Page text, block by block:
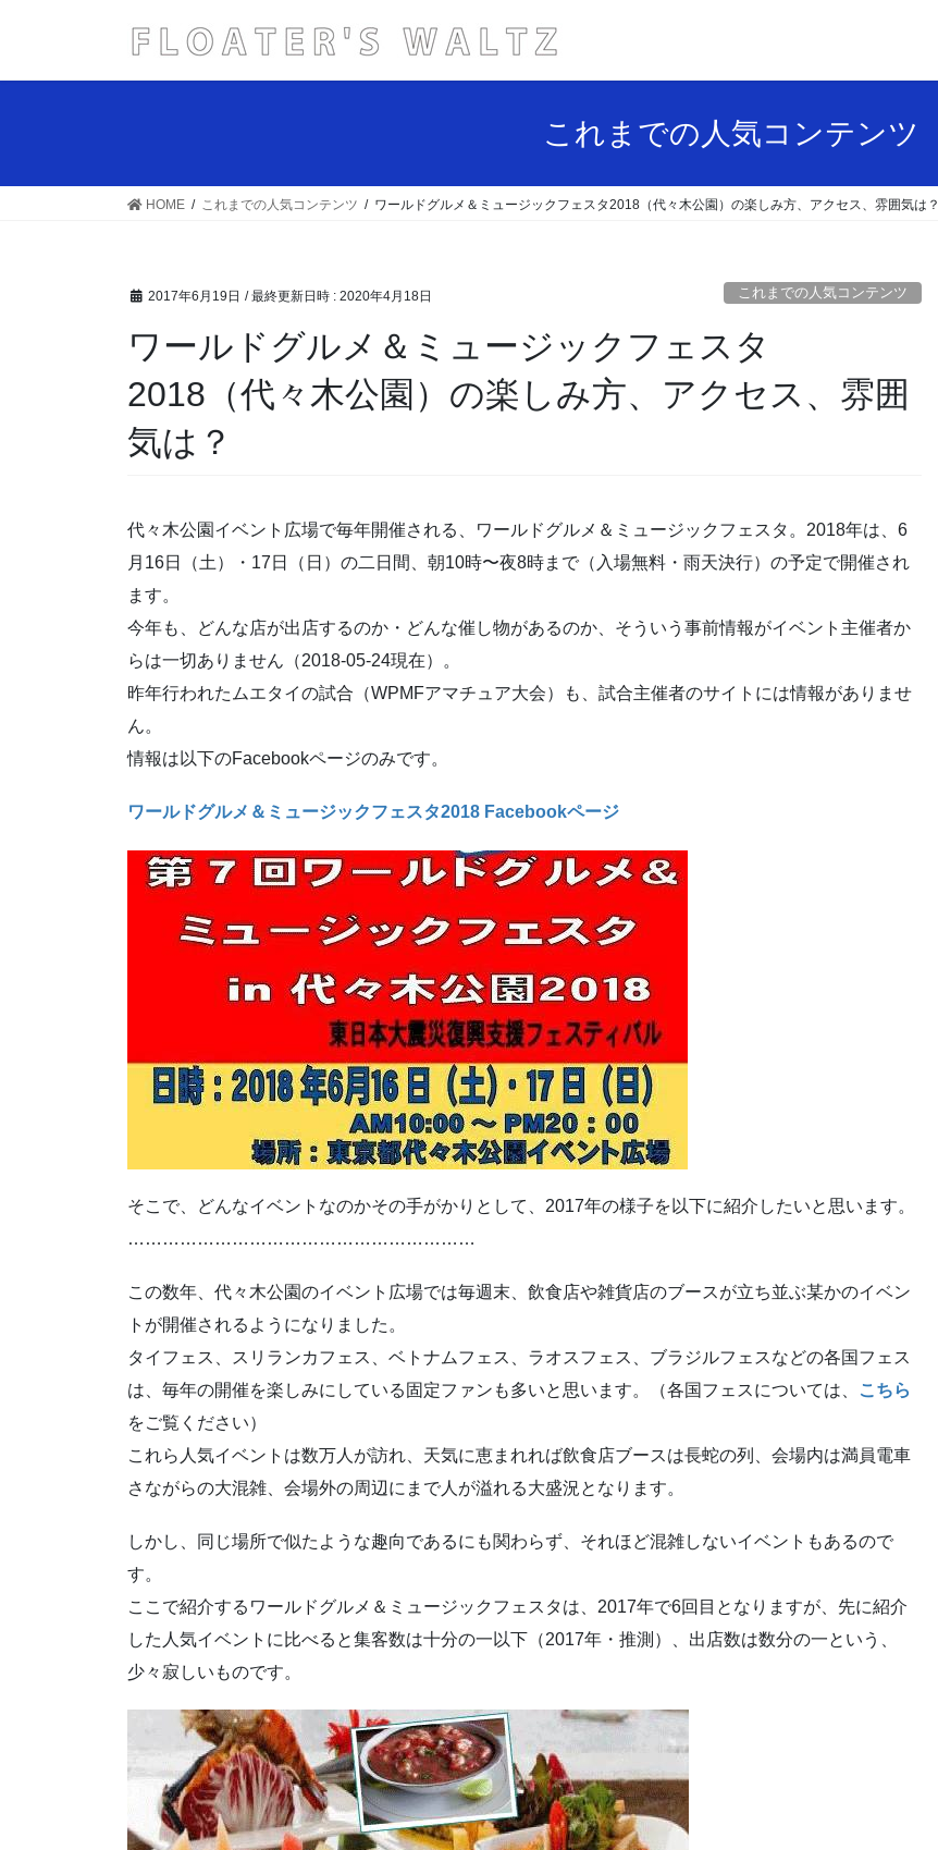
これまでの人気コンテンツ
HOME これまでの人気コンテンツ ワールドグルメ＆ミュージックフェスタ2018（代々木公園）の楽しみ方、アクセス、雰囲気は？
2017年6月19日 / 最終更新日時 : 2020年4月18日 これまでの人気コンテンツ
ワールドグルメ＆ミュージックフェスタ
2018（代々木公園）の楽しみ方、アクセス、雰囲
気は？
代々木公園イベント広場で毎年開催される、ワールドグルメ＆ミュージックフェスタ。2018年は、6
月16日（土）・17日（日）の二日間、朝10時〜夜8時まで（入場無料・雨天決行）の予定で開催され
ます。
今年も、どんな店が出店するのか・どんな催し物があるのか、そういう事前情報がイベント主催者か
らは一切ありません（2018-05-24現在）。
昨年行われたムエタイの試合（WPMFアマチュア大会）も、試合主催者のサイトには情報がありませ
ん。
情報は以下のFacebookページのみです。
ワールドグルメ＆ミュージックフェスタ2018 Facebookページ
そこで、どんなイベントなのかその手がかりとして、2017年の様子を以下に紹介したいと思います。
……………………………………………………
この数年、代々木公園のイベント広場では毎週末、飲食店や雑貨店のブースが立ち並ぶ某かのイベン
トが開催されるようになりました。
タイフェス、スリランカフェス、ベトナムフェス、ラオスフェス、ブラジルフェスなどの各国フェス
は、毎年の開催を楽しみにしている固定ファンも多いと思います。（各国フェスについては、
こちら
をご覧ください）
これら人気イベントは数万人が訪れ、天気に恵まれれば飲食店ブースは長蛇の列、会場内は満員電車
さながらの大混雑、会場外の周辺にまで人が溢れる大盛況となります。
しかし、同じ場所で似たような趣向であるにも関わらず、それほど混雑しないイベントもあるので
す。
ここで紹介するワールドグルメ＆ミュージックフェスタは、2017年で6回目となりますが、先に紹介
した人気イベントに比べると集客数は十分の一以下（2017年・推測）、出店数は数分の一という、
少々寂しいものです。